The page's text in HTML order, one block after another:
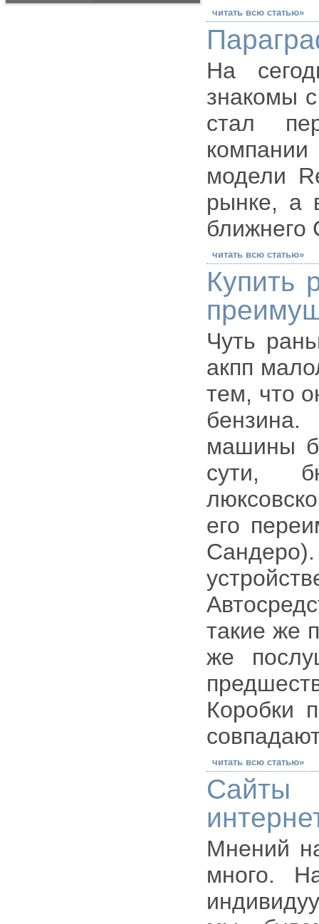
читать всю статью»
На
знакомы
стал
модели
рынке, а
ближнего
читать всю статью»
Купить
Чуть
акпп
тем, что
машины
сути,
его
такие же
же
Коробки
читать всю статью»
Мнений
много.